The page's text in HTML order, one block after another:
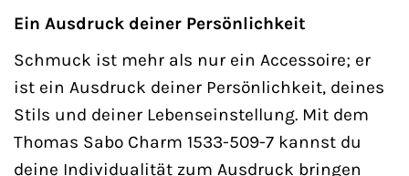
Ein Ausdruck deiner Persönlichkeit
Schmuck ist mehr als nur ein Accessoire; er
ist ein Ausdruck deiner Persönlichkeit, deines
Stils und deiner Lebenseinstellung. Mit dem
Thomas Sabo Charm 1533-509-7 kannst du
deine Individualität zum Ausdruck bringen